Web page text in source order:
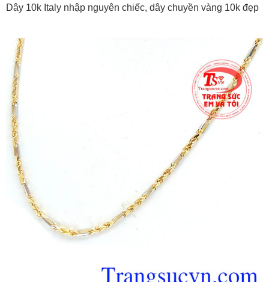
Dây 10k Italy nhập nguyên chiếc, dây chuyền vàng 10k đẹp